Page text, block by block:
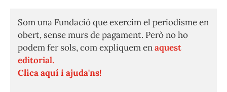
Som una Fundació que exercim el periodisme en
obert, sense murs de pagament. Però no ho
podem fer sols, com expliquem enaquest
editorial.
Clica aquí i ajuda'ns!